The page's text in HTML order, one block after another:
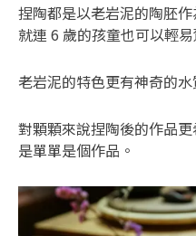
捏陶都是以老岩泥的陶胚
就連 6 歲的孩童也可以輕易
老岩泥的特色更有神奇的
對顆顆來說捏陶後的作品
是單單是個作品。